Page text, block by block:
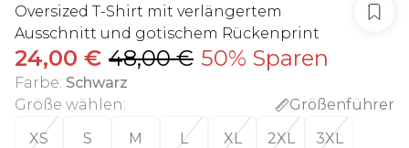
Oversized T-Shirt mit verlängertem
Ausschnitt und gotischem Rückenprint
24,00 € 48,00 € 50% Sparen
Farbe: Schwarz
Größe wählen:
Größenführer
XS
S M L XL 2XL 3XL